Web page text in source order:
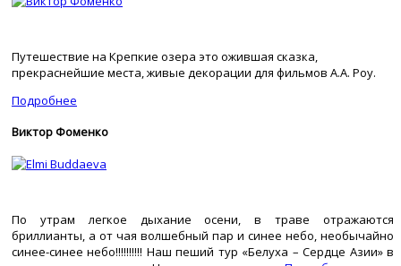
Путешествие на Крепкие озера это ожившая сказка,
прекраснейшие места, живые декорации для фильмов А.А. Роу.
Подробнее
Виктор Фоменко
По утрам легкое дыхание осени, в траве отражаются
бриллианты, а от чая волшебный пар и синее небо, необычайно
синее-синее небо!!!!!!!!!! Наш пеший тур «Белуха – Сердце Азии» в